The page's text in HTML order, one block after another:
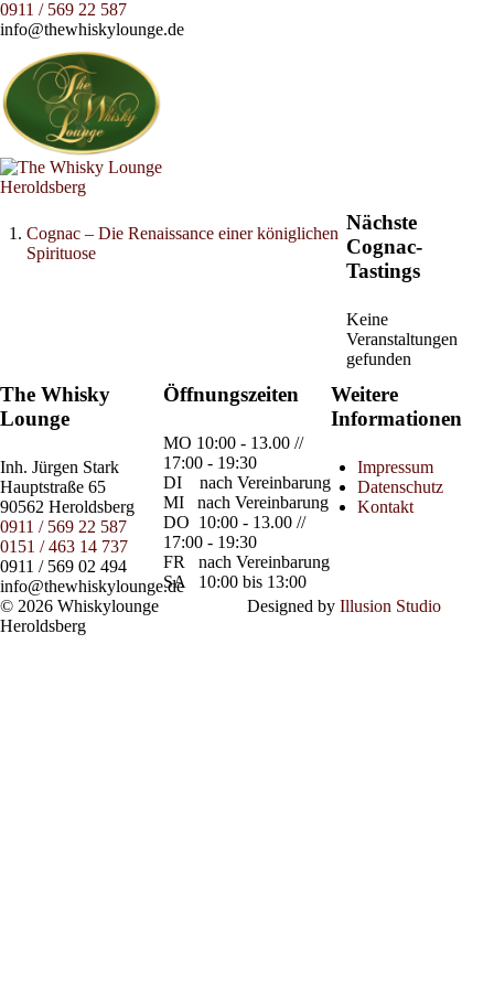
0911 / 569 22 587
info@thewhiskylounge.de
Cognac – Die Renaissance einer königlichen
Spirituose
Nächste
Cognac-
Tastings
Keine
Veranstaltungen
gefunden
The Whisky
Lounge
Inh. Jürgen Stark
Hauptstraße 65
90562 Heroldsberg
0911 / 569 22 587
0151 / 463 14 737
0911 / 569 02 494
info@thewhiskylounge.de
Öffnungszeiten
MO 10:00 - 13.00 //
17:00 - 19:30
DI
nach Vereinbarung
MI
nach Vereinbarung
DO 10:00 - 13.00 //
17:00 - 19:30
FR
nach Vereinbarung
SA
10:00 bis 13:00
Weitere
Informationen
Impressum
Datenschutz
Kontakt
© 2026 Whiskylounge
Heroldsberg
Designed by Illusion Studio